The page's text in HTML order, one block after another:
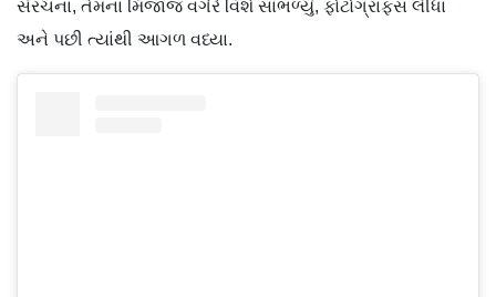
સંરચના, તેમના મિજાજ વગેરે વિશે સાંભળ્યું, ફોટોગ્રાફ્સ લીધા
અને પછી ત્યાંથી આગળ વધ્યા.